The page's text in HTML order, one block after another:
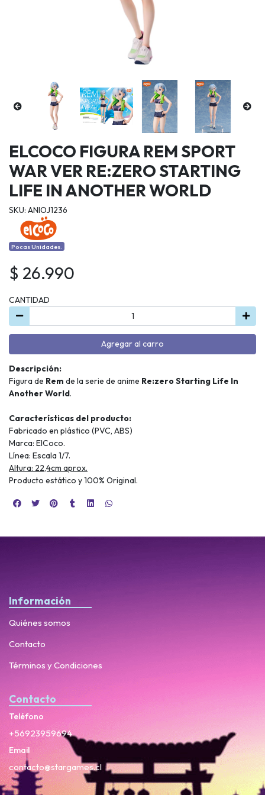
ELCOCO FIGURA REM SPORT
WAR VER RE:ZERO STARTING
LIFE IN ANOTHER WORLD
SKU: ANIOJ1236
Pocas Unidades.
$ 26.990
CANTIDAD
Agregar al carro
Descripción:
Figura de Rem de la serie de anime Re:zero Starting Life In
Another World.
Características del producto:
Fabricado en plástico (PVC, ABS)
Marca: ElCoco.
Línea: Escala 1/7.
Altura: 22,4cm aprox.
Producto estático y 100% Original.
Información
Quiénes somos
Contacto
Términos y Condiciones
Contacto
Teléfono
+56923959694
Email
contacto@stargames.cl